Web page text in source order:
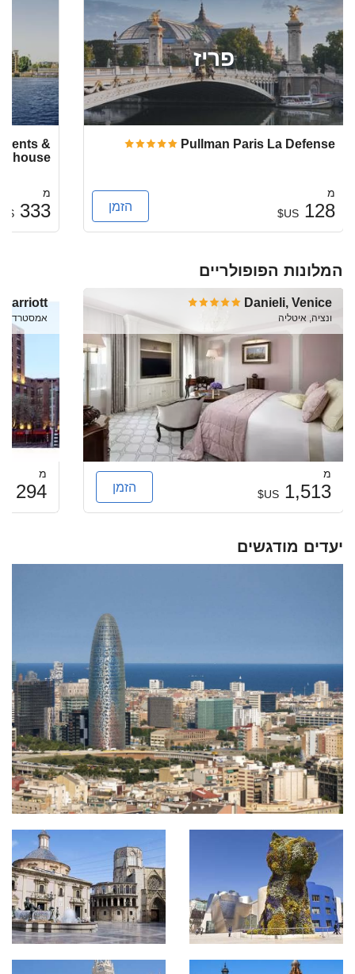
פריז
Pullman Paris La Defense
מ
128
US$ הזמן
&
מ
333
US$
המלונות הפופולריים
Danieli, Venice
ונציה, איטליה
מ
1,513
US$ הזמן
Marriott
אמסטרדם, Netherlands
מ
294
יעדים מודגשים